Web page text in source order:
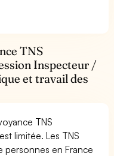
TNS
Inspecteur /
et travail des
TNS
limitée. Les TNS
personnes en France